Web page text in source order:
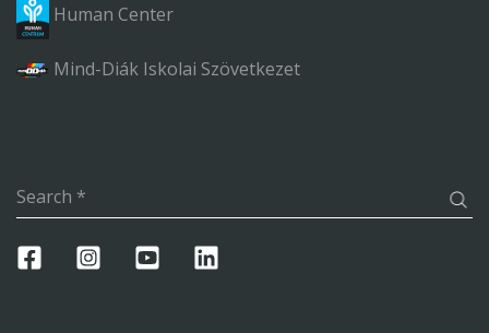
Human Center
Mind-Diák Iskolai Szövetkezet
Search *